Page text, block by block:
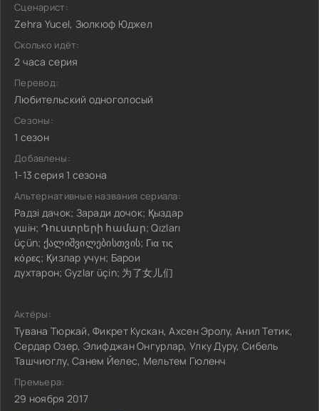
Сценарист:
Zehra Yucel, Зюлкюф Юджел
Сколько идёт:
2 часа серия
Перевод:
Любительский одноголосый
Сезоны:
1 сезон
Добавлены:
1-13 серия 1 сезона
Альтернативные названия сериала:
Радзi дачок; Заради дочок; Қыздар
үшін; Դուստրերի համար; Qızları
üçün; ქალიშვილებისთვის; Για τις
κόρες; Қизлар учун; Барои
духтарон; Gyzlar üçin; 为了女儿们
Актёры:
Тувана Тюркай, Фикрет Кускан, Ахсен Эролу, Анил Тетик,
Сердар Озер, Элифджан Онгурлар, Улку Дуру, Сибель
Ташчиоглу, Санем Йелес, Мельтем Гюленч
Премьера:
29 ноября 2017